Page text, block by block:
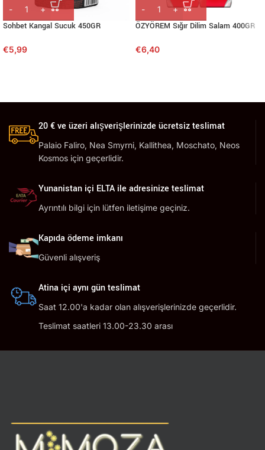
Sohbet Kangal Sucuk 450GR
€5,99
ÖZYÖREM Sığır Dilim Salam 400GR
€6,40
20 € ve üzeri alışverişlerinizde ücretsiz teslimat
Palaio Faliro, Nea Smyrni, Kallithea, Moschato, Neos
Kosmos için geçerlidir.
Yunanistan içi ELTA ile adresinize teslimat
Ayrıntılı bilgi için lütfen iletişime geçiniz.
Kapıda ödeme imkanı
Güvenli alışveriş
Atina içi aynı gün teslimat
Saat 12.00'a kadar olan alışverişlerinizde geçerlidir.
Teslimat saatleri 13.00-23.30 arası